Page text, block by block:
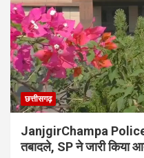
छत्तीसगढ़
JanjgirChampa
तबादले, SP ने जारी